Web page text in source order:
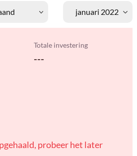
Totale investering
---
probeer het later